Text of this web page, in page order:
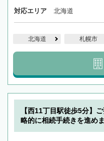
対応エリア 北海道
北海道 札幌市
【西11丁目駅徒歩5分】
略的に相続手続きを進め